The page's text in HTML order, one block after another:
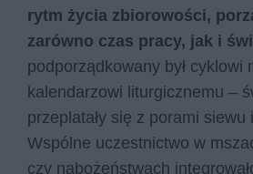
rytm życia zbiorowości,
zarówno czas pracy, jak i
podporządkowany był cyklowi
kalendarzowi liturgicznemu –
przeplatały się z porami siewu
Wspólne uczestnictwo w
czy nabożeństwach